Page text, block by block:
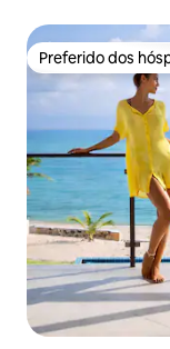
Preferido dos
Preferido dos